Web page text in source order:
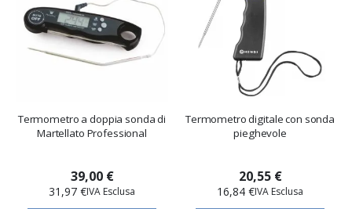
Termometro a doppia sonda di
Martellato Professional
39,00 €
31,97 €
Termometro digitale con sonda
pieghevole
20,55 €
16,84 €